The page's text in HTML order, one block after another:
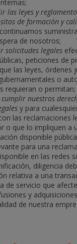
las leyes y
de formación y
de nosotros;
solicitudes legales
peticiones de
las leyes, órdenes
o
requieran o permitan;
nuestros
y para
las reclamaciones
o que lo impliquen a
disponible
para una
en las redes
diligencia
relativa a una
de servicio que
y
de nuestra